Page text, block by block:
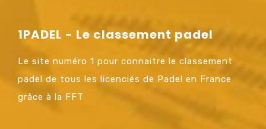
1PADEL - Le classement padel
Le site numéro 1 pour connaitre le classement
padel de tous les licenciés de Padel en France
grâce à la FFT